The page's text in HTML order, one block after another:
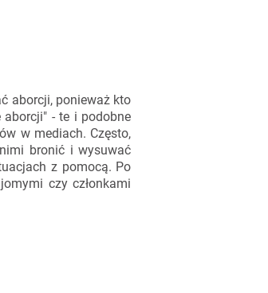
aborcji, ponieważ kto
- te i podobne
w mediach. Często,
bronić i wysuwać
z pomocą. Po
czy członkami